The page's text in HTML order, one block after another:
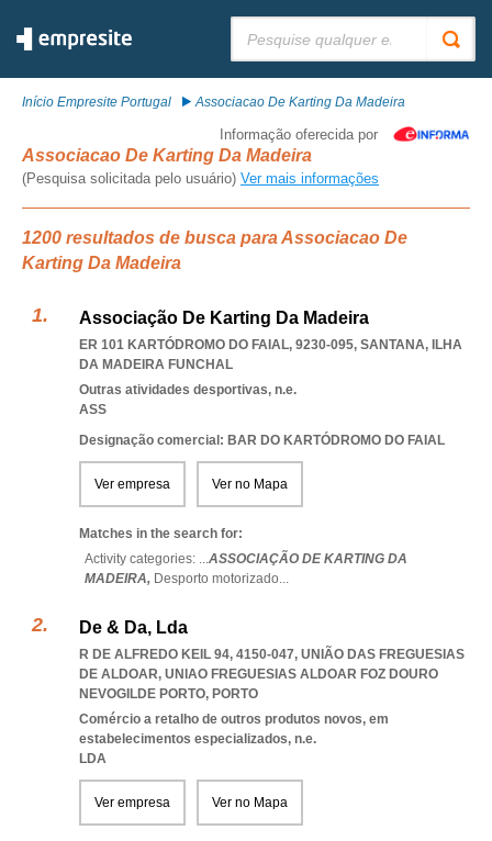
Início Empresite Portugal Associacao De Karting Da Madeira
Informação oferecida por
Associacao De Karting Da Madeira
(Pesquisa solicitada pelo usuário) Ver mais informações
1200 resultados de busca para Associacao De
Karting Da Madeira
Associação De Karting Da Madeira
ER 101 KARTÓDROMO DO FAIAL, 9230-095, SANTANA, ILHA
DA MADEIRA FUNCHAL
Outras atividades desportivas, n.e.
ASS
Designação comercial: BAR DO KARTÓDROMO DO FAIAL
Ver empresa Ver no Mapa
Matches in the search for:
Activity categories: ...ASSOCIAÇÃO DE KARTING DA
MADEIRA, Desporto motorizado...
De & Da, Lda
R DE ALFREDO KEIL 94, 4150-047, UNIÃO DAS FREGUESIAS
DE ALDOAR, UNIAO FREGUESIAS ALDOAR FOZ DOURO
NEVOGILDE PORTO, PORTO
Comércio a retalho de outros produtos novos, em
estabelecimentos especializados, n.e.
LDA
Ver empresa Ver no Mapa